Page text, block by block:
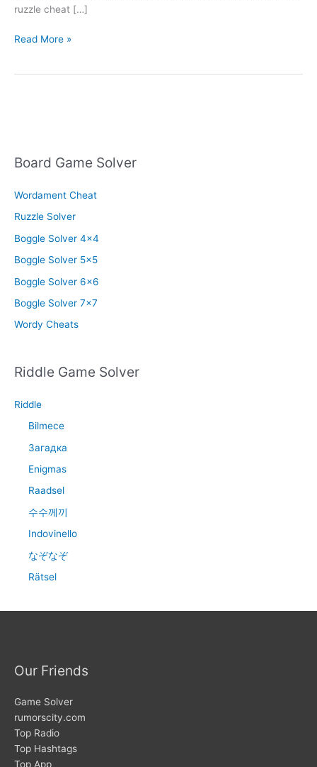
ruzzle cheat […]
Ruzzle
Read More »
Board Game Solver
Wordament Cheat
Ruzzle Solver
Boggle Solver 4×4
Boggle Solver 5×5
Boggle Solver 6×6
Boggle Solver 7×7
Wordy Cheats
Riddle Game Solver
Riddle
Bilmece
Загадка
Enigmas
Raadsel
수수께끼
Indovinello
なぞなぞ
Rätsel
Our Friends
Game Solver
rumorscity.com
Top Radio
Top Hashtags
Top App